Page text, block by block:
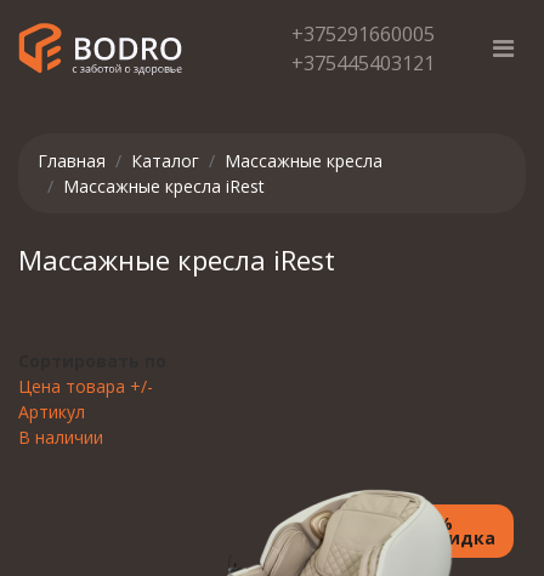
+375291660005
+375445403121
Главная Каталог
Массажные кресла
Массажные кресла iRest
Массажные кресла iRest
Цена товара +/-
Артикул
В наличии
7%
Скидка